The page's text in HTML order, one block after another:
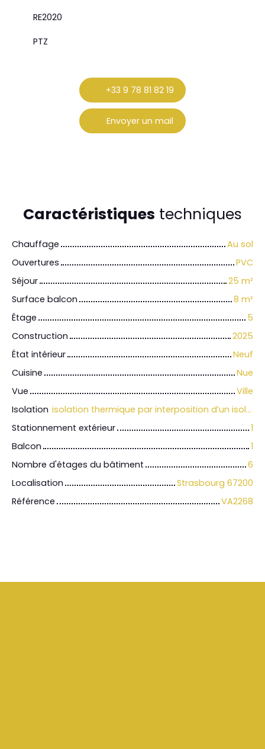
RE2020
PTZ
+33 9 78 81 82 19
Envoyer un mail
Caractéristiques techniques
Chauffage
Au sol
Ouvertures
PVC
Séjour
25 m²
Surface balcon
8 m²
Étage
5
Construction
2025
État intérieur
Neuf
Cuisine
Nue
Vue
Ville
Isolation
isolation thermique par interposition d’un isolant sous la chape ou par réalisation d’un flocage projeté en sous-face de dalle.
Stationnement extérieur
1
Balcon
1
Nombre d'étages du bâtiment
6
Localisation
Strasbourg 67200
Référence
VA2268